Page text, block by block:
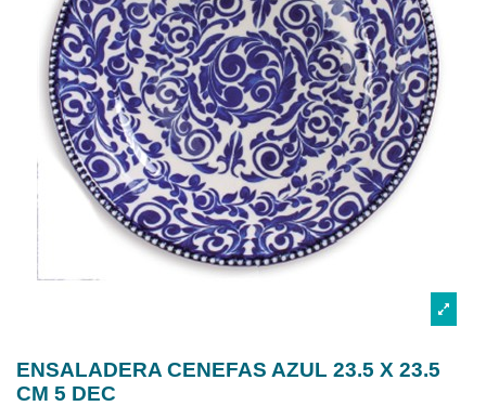
ENSALADERA CENEFAS AZUL 23.5 X 23.5
CM 5 DEC